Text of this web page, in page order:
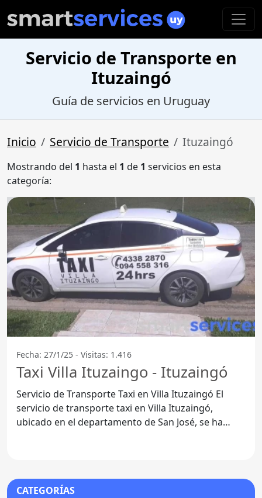
Servicio de Transporte en
Ituzaingó
Guía de servicios en Uruguay
Inicio Servicio de Transporte Ituzaingó
Mostrando del 1 hasta el 1 de 1 servicios en esta
categoría:
Fecha: 27/1/25 - Visitas: 1.416
Taxi Villa Ituzaingo - Ituzaingó
Servicio de Transporte Taxi en Villa Ituzaingó El
servicio de transporte taxi en Villa Ituzaingó,
ubicado en el departamento de San José, se ha
CATEGORÍAS